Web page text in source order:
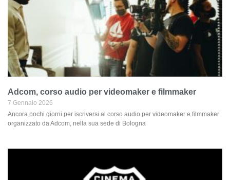
Adcom, corso audio per videomaker e filmmaker
7 Gennaio 2026
Ancora pochi giorni per iscriversi al corso audio per videomaker e filmmaker
organizzato da Adcom, nella sua sede di Bologna